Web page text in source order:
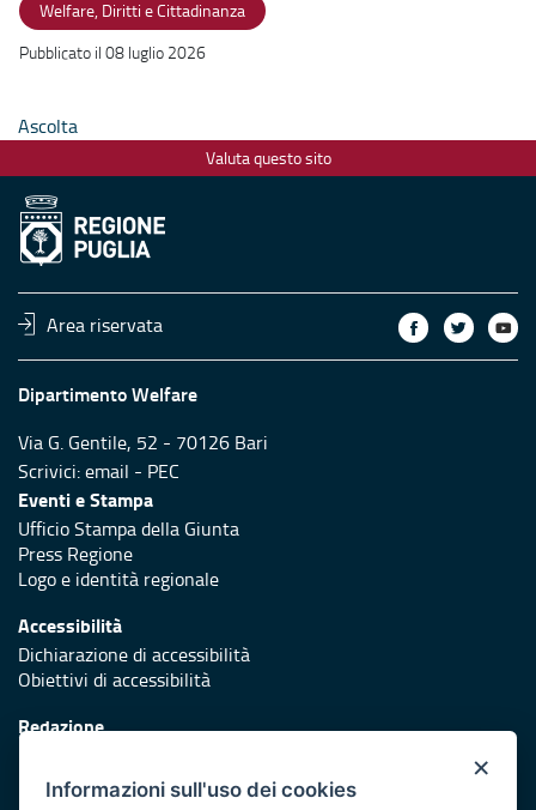
Welfare, Diritti e Cittadinanza
Pubblicato il 08 luglio 2026
Ascolta
Valuta questo sito
Area riservata
Dipartimento Welfare
Via G. Gentile, 52 - 70126 Bari
Scrivici:email - PEC
Eventi e Stampa
Ufficio Stampa della Giunta
Press Regione
Logo e identità regionale
Accessibilità
Dichiarazione di accessibilità
Obiettivi di accessibilità
Redazione
Protezione civile
×
Informazioni sull'uso dei cookies